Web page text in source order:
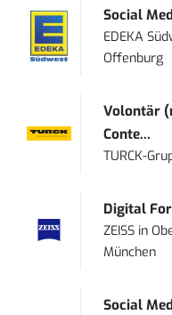
Social
EDEKA
Offenburg
Volontär
Conte...
TURCK-
Digital
ZEISS in
München
Social